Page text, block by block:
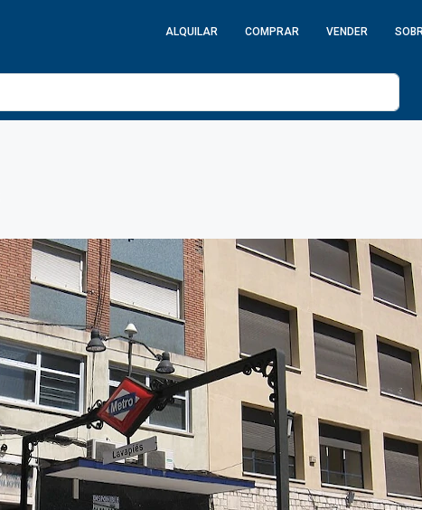
ALQUILAR COMPRAR VENDER